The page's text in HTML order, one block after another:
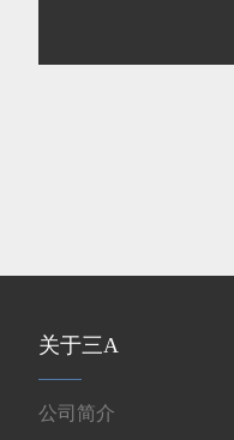
关于三A
公司简介